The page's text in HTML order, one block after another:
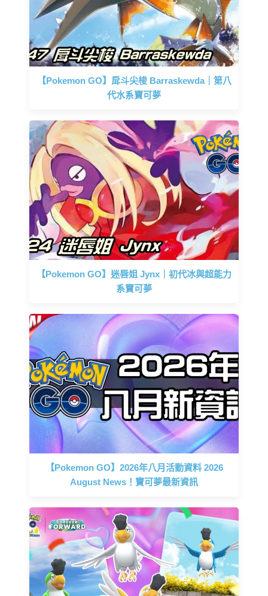
【Pokemon GO】戽斗尖梭 Barraskewda｜第八
代水系寶可夢
【Pokemon GO】迷唇姐 Jynx｜初代冰與超能力
系寶可夢
【Pokemon GO】2026年八月活動資料 2026
August News！寶可夢最新資訊